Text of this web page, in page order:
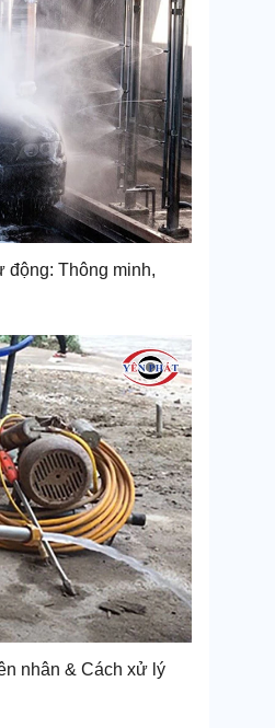
động: Thông minh,
nhân & Cách xử lý